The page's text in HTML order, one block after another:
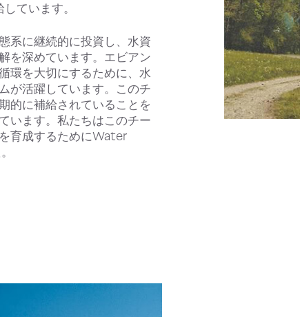
ています。
系に継続的に投資し、水資
を深めています。エビアン
環を大切にするために、水
が活躍しています。このチ
的に補給されていることを
います。私たちはこのチー
育成するためにWater